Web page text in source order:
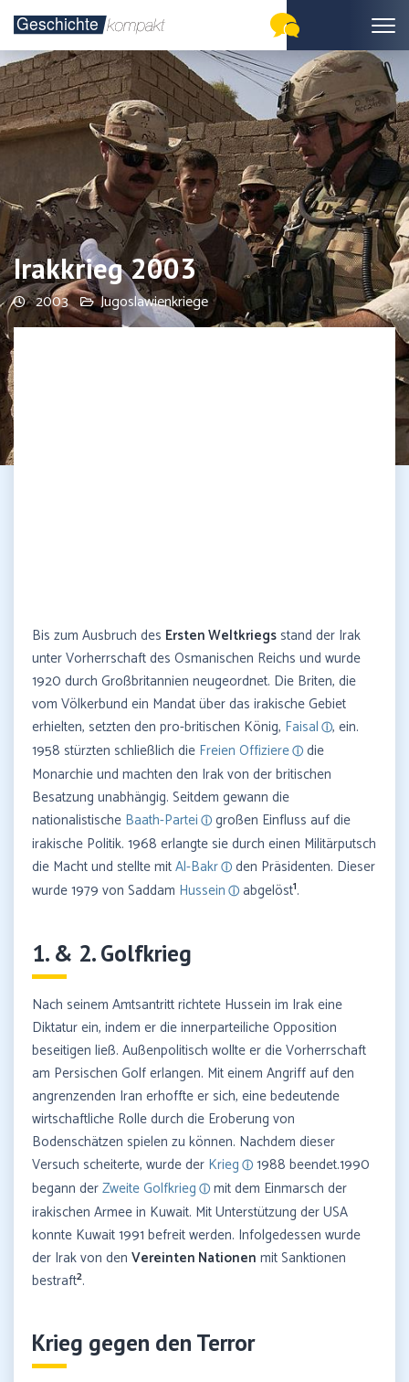
Irakkrieg 2003
2003 Jugoslawienkriege
Bis zum Ausbruch des Ersten Weltkriegs stand der Irak
unter Vorherrschaft des Osmanischen Reichs und wurde
1920 durch Großbritannien neugeordnet. Die Briten, die
vom Völkerbund ein Mandat über das irakische Gebiet
erhielten, setzten den pro-britischen König, Faisal
, ein.
1958 stürzten schließlich die Freien Offiziere
die
Monarchie und machten den Irak von der britischen
Besatzung unabhängig. Seitdem gewann die
nationalistische Baath-Partei
großen Einfluss auf die
irakische Politik. 1968 erlangte sie durch einen Militärputsch
die Macht und stellte mitAl-Bakr
den Präsidenten. Dieser
wurde 1979 von Saddam Hussein abgelöst1.
1. & 2. Golfkrieg
Nach seinem Amtsantritt richtete Hussein im Irak eine
Diktatur ein, indem er die innerparteiliche Opposition
beseitigen ließ. Außenpolitisch wollte er die Vorherrschaft
am Persischen Golf erlangen. Mit einem Angriff auf den
angrenzenden Iran erhoffte er sich, eine bedeutende
wirtschaftliche Rolle durch die Eroberung von
Bodenschätzen spielen zu können. Nachdem dieser
Versuch scheiterte, wurde der Krieg
1988 beendet.1990
begann derZweite Golfkrieg
mit dem Einmarsch der
irakischen Armee in Kuwait. Mit Unterstützung der USA
konnte Kuwait 1991 befreit werden. Infolgedessen wurde
der Irak von den Vereinten Nationen mit Sanktionen
bestraft2.
Krieg gegen den Terror